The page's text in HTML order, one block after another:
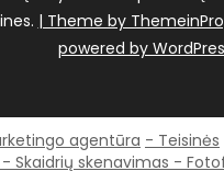
| Theme by
powered by
agentūra - Teisinės
- Skaidrių skenavimas -